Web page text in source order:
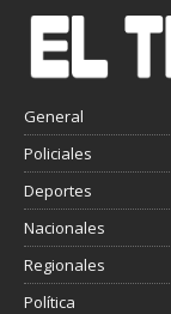
General
Policiales
Deportes
Nacionales
Regionales
Política